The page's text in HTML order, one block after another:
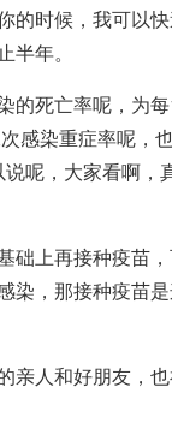
的时候，我可以
年。
的死亡率呢，为
感染重症率呢，
呢，大家看啊，
础上再接种疫苗
染，那接种疫苗
亲人和好朋友，